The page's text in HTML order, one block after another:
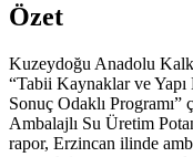
Özet
Kuzeydoğu Anadolu
“Tabii Kaynaklar ve
Sonuç Odaklı Programı”
Ambalajlı Su Üretim
rapor, Erzincan ilinde